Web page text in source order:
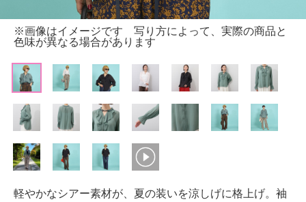
※画像はイメージです 写り方によって、実際の商品と
色味が異なる場合があります
軽やかなシアー素材が、夏の装いを涼しげに格上げ。袖